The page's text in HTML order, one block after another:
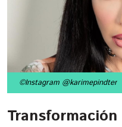
©Instagram @karimepindter